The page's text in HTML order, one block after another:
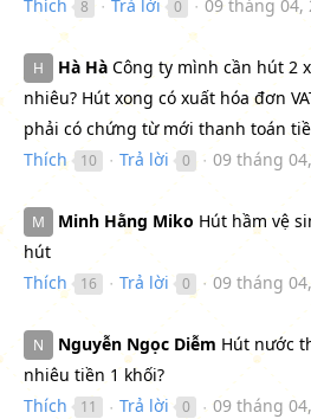
Thích
8 ● Trả lời 0 ● 09 tháng 04,
H Hà Hà Công ty mình cần hút 2
nhiêu? Hút xong có xuất hóa đơn
phải có chứng từ mới thanh toán
Thích
10 ● Trả lời 0 ● 09 tháng
M Minh Hằng Miko Hút hầm vệ
hút
Thích
16 ● Trả lời 0 ● 09 tháng
N Nguyễn Ngọc Diễm Hút nước
nhiêu tiền 1 khối?
Thích
11 ● Trả lời 0 ● 09 tháng